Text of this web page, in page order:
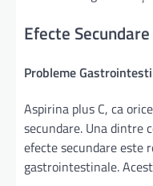
Efecte
Probleme
Aspirina plus C, ca
secundare. Una dintre
efecte secundare este
gastrointestinale.